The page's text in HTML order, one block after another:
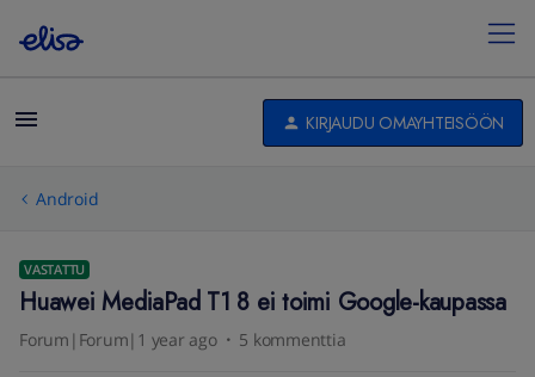
KIRJAUDU OMAYHTEISÖÖN
Android
VASTATTU
Huawei MediaPad T1 8 ei toimi Google-kaupassa
Forum|Forum|1 year ago 5 kommenttia